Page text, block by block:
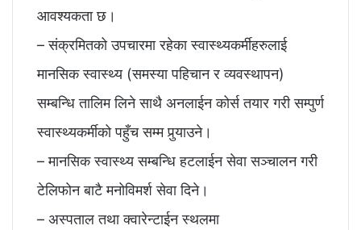
आवश्यकता छ।
– संक्रमितको उपचारमा रहेका स्वास्थ्यकर्मीहरुलाई
मानसिक स्वास्थ्य (समस्या पहिचान र व्यवस्थापन)
सम्बन्धि तालिम लिने साथै अनलाईन कोर्स तयार गरी सम्पुर्ण
स्वास्थ्यकर्मीको पहुँच सम्म पुर्‍याउने।
– मानसिक स्वास्थ्य सम्बन्धि हटलाईन सेवा सञ्चालन गरी
टेलिफोन बाटै मनोविमर्श सेवा दिने।
– अस्पताल तथा क्वारेन्टाईन स्थलमा